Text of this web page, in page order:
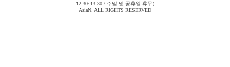
12:30~13:30 / 주말 및 공휴일 휴무)
AsiaN. ALL RIGHTS RESERVED